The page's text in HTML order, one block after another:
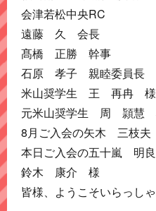
会津若松中央RC
遠藤 久 会長
髙橋 正勝 幹事
石原 孝子 親睦委員長
米山奨学生 王 再冉 様
元米山奨学生 周 頴慧
8月ご入会の矢木 三枝
本日ご入会の五十嵐 明
鈴木 康介 様
皆様、ようこそいらっしゃ